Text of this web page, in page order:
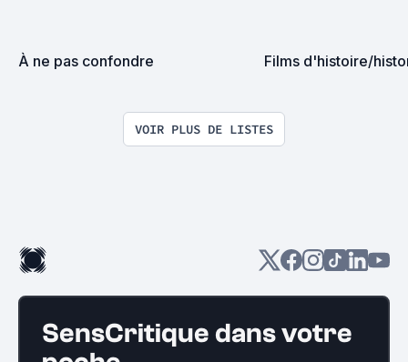
À ne pas confondre Films d'histoire/
VOIR PLUS DE LISTES
SensCritique dans votre